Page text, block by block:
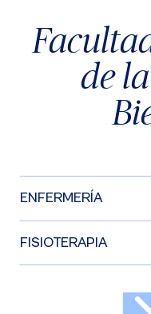
de
ENFERMERÍA
FISIOTERAPIA